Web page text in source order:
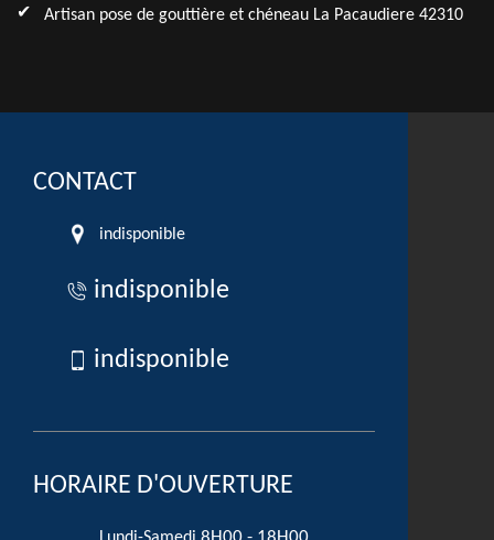
Artisan pose de gouttière et chéneau La Pacaudiere 42310
CONTACT
indisponible
indisponible
indisponible
HORAIRE D'OUVERTURE